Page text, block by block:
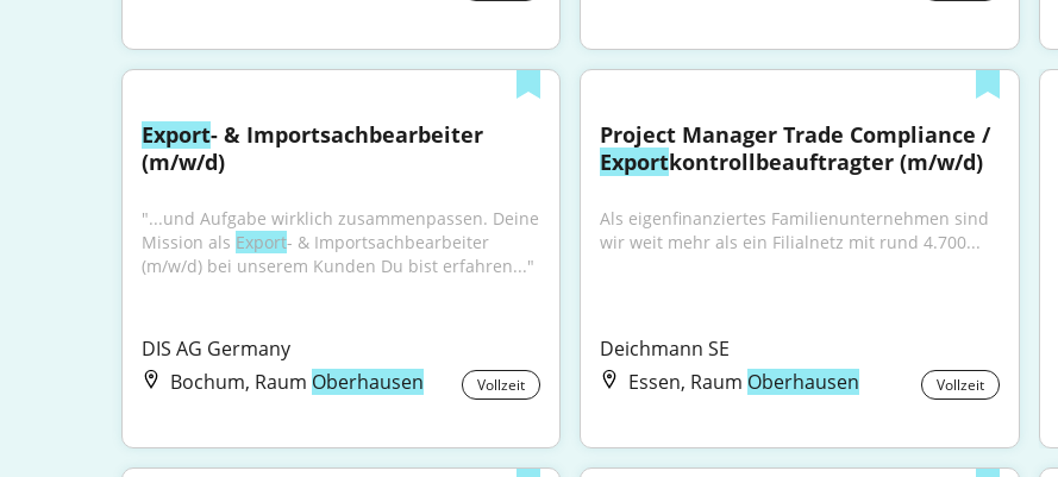
Export- & Importsachbearbeiter
(m/w/d)
"...und Aufgabe wirklich zusammenpassen. Deine
Mission als Export- & Importsachbearbeiter
(m/w/d) bei unserem Kunden Du bist erfahren..."
DIS AG Germany
Bochum, Raum Oberhausen Vollzeit
Project Manager Trade Compliance /
Exportkontrollbeauftragter (m/w/d)
Als eigenfinanziertes Familienunternehmen sind
wir weit mehr als ein Filialnetz mit rund 4.700...
Deichmann SE
Essen, Raum Oberhausen Vollzeit